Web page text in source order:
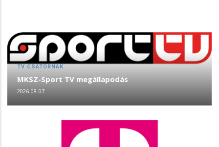
TV CSATORNÁK
MKSZ-Sport TV megállapodás
2026-08-07